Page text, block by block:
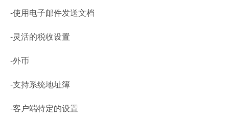
-使用电子邮件发送文档
-灵活的税收设置
-外币
-支持系统地址簿
-客户端特定的设置